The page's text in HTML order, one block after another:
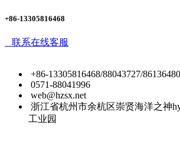
+86-13305816468
联系在线客服
+86-13305816468/88043727/86136480
0571-88041996
web@hzsx.net
浙江省杭州市余杭区崇贤海洋之神
工业园